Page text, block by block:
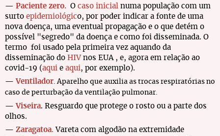
— Paciente zero. O caso inicial numa população com um
surto epidemiológico, por poder indicar a fonte de uma
nova doença, uma eventual propagação e o que detém o
possível "segredo" da doença e como foi disseminada. O
termo foi usado pela primeira vez aquando da
disseminação do HIV nos EUA , e, agora em relação ao
covid-19 (aqui e aqui, por exemplo).
— Ventilador. Aparelho que auxilia as trocas respiratórias no
caso de perturbação da ventilação pulmonar.
— Viseira. Resguardo que protege o rosto ou a parte dos
olhos.
— Zaragatoa. Vareta com algodão na extremidade